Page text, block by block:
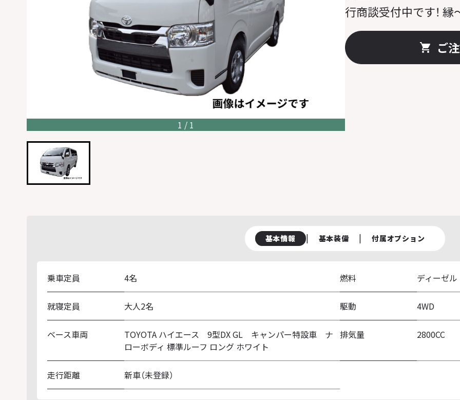
1 / 1
行商談受付中です！
ご
基本情報 | 基本装備 | 付属オプション
乗車定員 4名
就寝定員 大人2名
ベース車両
TOYOTA ハイエース 9型DX GL キャンパー特設車 ナ
ローボディ 標準ルーフ ロング ホワイト
燃料 ディーゼル
駆動 4WD
排気量 2800CC
走行距離 新車（未登録）
キャンパー特設車
リヤクーラー
助手席エアバック
パノラミックビューモニター
オートクルーズコントロール
8インチディスプレイオーディオ
リヤヒーター
Bi-Beam LEDヘッドランプ
デジタルインナーミラー
イージークローザー（スライドド
サイドバイザー（RVワイドタイプ）